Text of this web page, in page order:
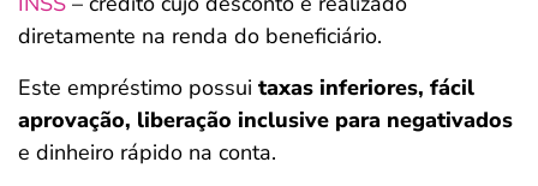
diretamente na renda do beneficiário.
Este empréstimo possui taxas inferiores, fácil
aprovação, liberação inclusive para negativados
e dinheiro rápido na conta.